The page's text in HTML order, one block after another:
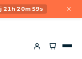
21h 20m 58s ×